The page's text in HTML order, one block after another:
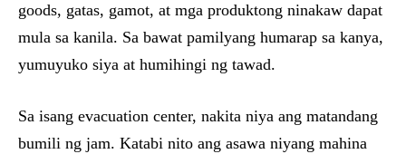
goods, gatas, gamot, at mga produktong ninakaw dapat
mula sa kanila. Sa bawat pamilyang humarap sa kanya,
yumuyuko siya at humihingi ng tawad.
Sa isang evacuation center, nakita niya ang matandang
bumili ng jam. Katabi nito ang asawa niyang mahina